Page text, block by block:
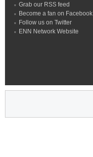
Grab our RSS feed
Become a fan on Facebook
Follow us on Twitter
ENN Network Website